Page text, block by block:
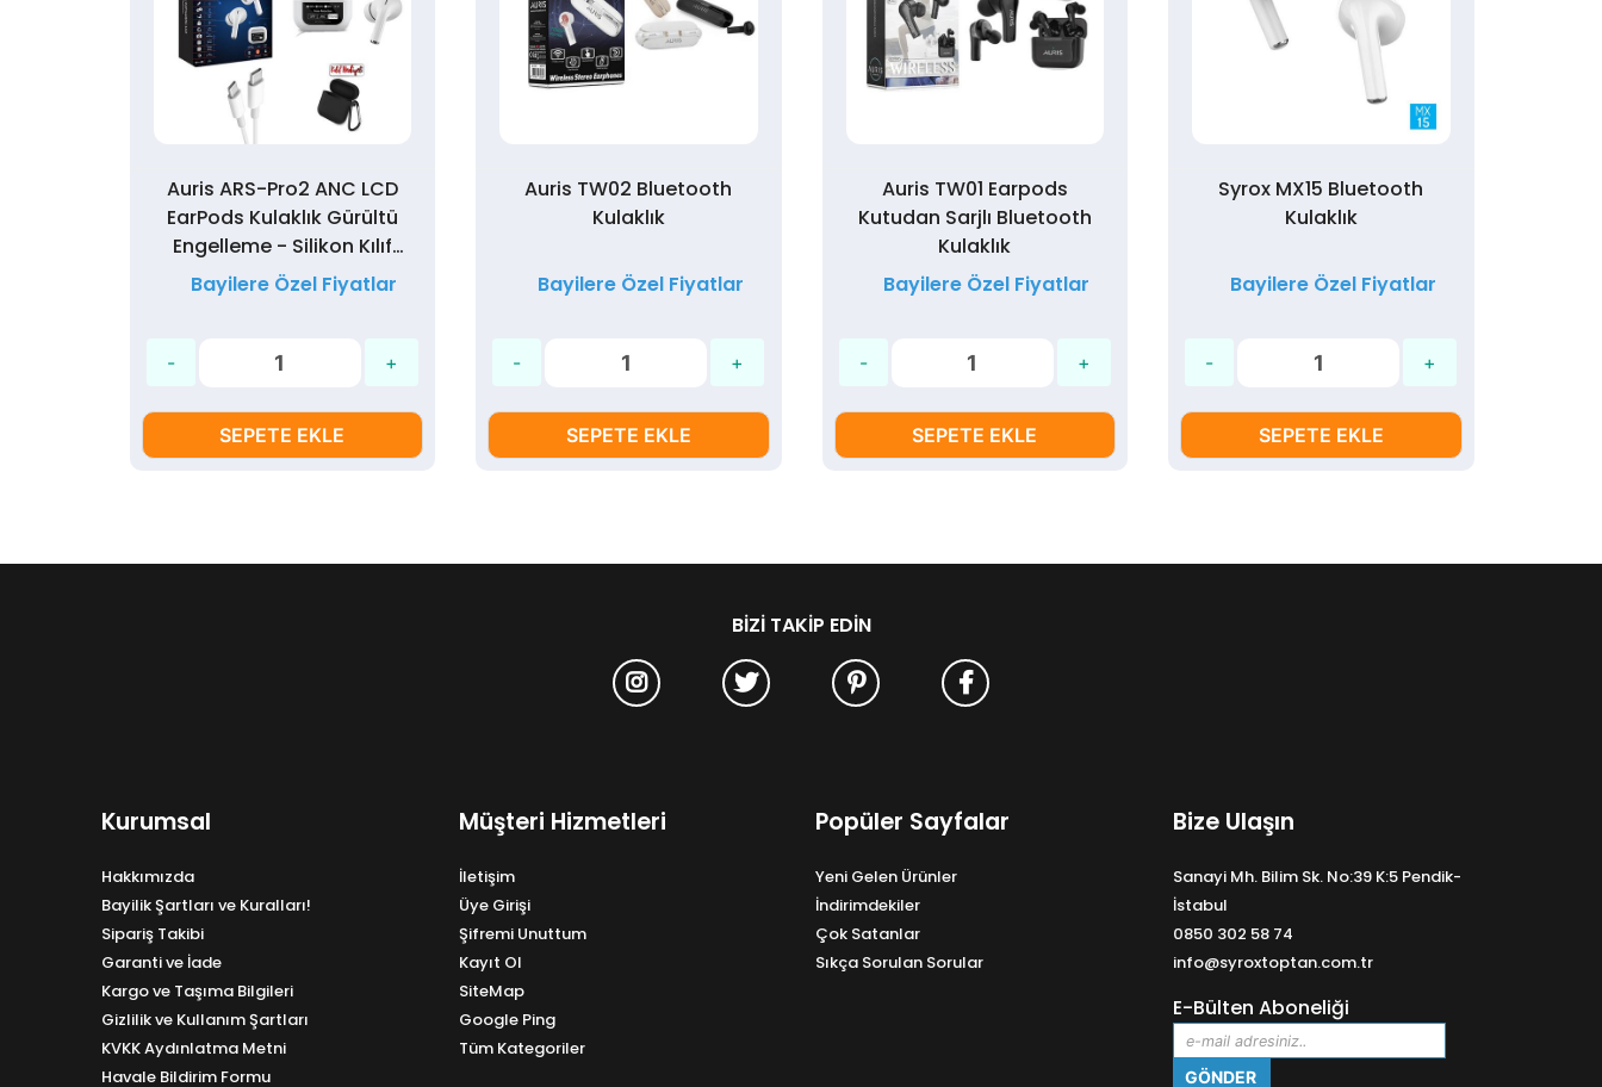
Auris ARS-Pro2 ANC LCD
EarPods Kulaklık Gürültü
Engelleme - Silikon Kılıf
Hediyeli
Bayilere Özel Fiyatlar
SEPETE EKLE
Auris TW02 Bluetooth
Kulaklık
Bayilere Özel Fiyatlar
SEPETE EKLE
Auris TW01 Earpods
Kutudan Sarjlı Bluetooth
Kulaklık
Bayilere Özel Fiyatlar
SEPETE EKLE
Syrox MX15 Bluetooth
Kulaklık
Bayilere Özel Fiyatlar
SEPETE EKLE
BIZI TAKIP EDIN
Kurumsal
Hakkımızda
Bayilik Şartları ve Kuralları!
Sipariş Takibi
Garanti ve İade
Kargo ve Taşıma Bilgileri
Gizlilik ve Kullanım Şartları
KVKK Aydınlatma Metni
Havale Bildirim Formu
Müşteri Hizmetleri
İletişim
Üye Girişi
Şifremi Unuttum
Kayıt Ol
SiteMap
Google Ping
Tüm Kategoriler
Popüler Sayfalar
Yeni Gelen Ürünler
İndirimdekiler
Çok Satanlar
Sıkça Sorulan Sorular
Bize Ulaşın
Sanayi Mh. Bilim Sk. No:39 K:5 Pendik-
İstabul
0850 302 58 74
info@syroxtoptan.com.tr
E-Bülten Aboneliği